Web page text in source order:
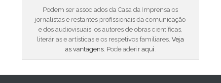
Podem ser associados da Casa da Imprensa os
jornalistas e restantes profissionais da comunicação
e dos audiovisuais, os autores de obras científicas,
literárias e artísticas e os respetivos familiares. Veja
as vantagens. Pode aderir aqui